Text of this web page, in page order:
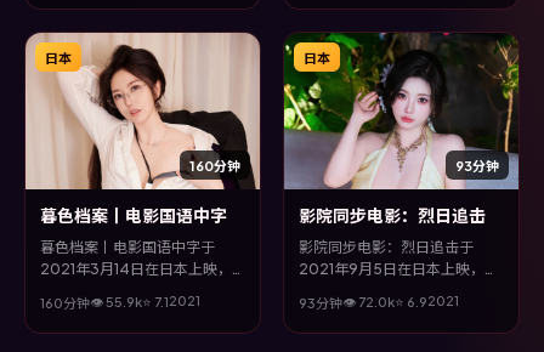
线，多条叙事线交织收束，悬念
与情感并重，适合喜欢强情节的
观众。
为主线，视听语言大胆实验，配
乐与场面调度为全片情绪推波助
澜。
160分钟
日本
暮色档案丨电影国语中字
暮色档案丨电影国语中字于
2021年3月14日在日本上映，
一龙、易烊千玺等主演。全片以
战争类型为主线，多条叙事线交
160分钟👁55.9k⭐ 7.12021
93分钟
日本
影院同步电影：烈日追击
影院同步电影：烈日追击于
2021年9月5日在日本上映，由
迅等主演。全片以悬疑类型为主
线，改编自真实事件与社会议
93分钟👁 72.0k⭐ 6.92021